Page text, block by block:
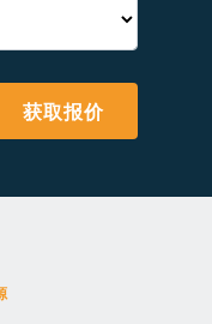
获取报价